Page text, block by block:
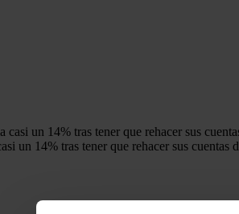
un 14% tras tener que rehacer sus